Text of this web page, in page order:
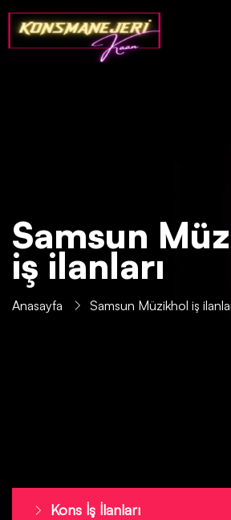
Samsun
iş ilanları
Anasayfa Samsun Müzikhol iş
Kons İş İlanları